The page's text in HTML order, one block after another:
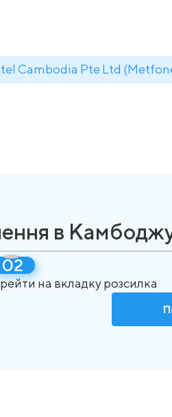
Cambodia Pte Ltd
в
на вкладку розсилка